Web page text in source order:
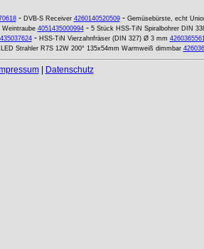
- DVB-S Receiver 4260140520509- Gemüsebürste, echt
4051435000994- 5 Stück HSS-TiN Spiralbohrer DIN
- HSS-TiN Vierzahnfräser (DIN 327) Ø 3 mm
LED Strahler R7S 12W 200° 135x54mm Warmweiß dimmbar
| Datenschutz